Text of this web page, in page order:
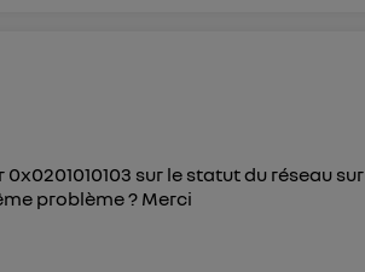
sur le statut du réseau sur
problème ? Merci